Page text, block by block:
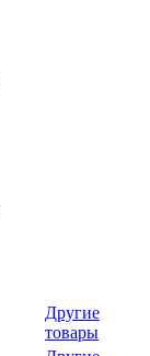
Другие
товары